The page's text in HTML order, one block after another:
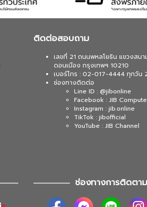
ติดต่อสอบถาม
เลขที่ 21 ถนนพหลโยธิน แขวงสนา
ดอนเมือง กรุงเทพฯ 10210
เบอร์โทร : 02-017-4444 ทุกวัน
ช่องทางติดต่อ
Line ID : @jibonline
Facebook : JIB
Instagram : jib.online
TikTok : jibofficial
YouTube : JIB Channel
ช่องทางการติดตาม